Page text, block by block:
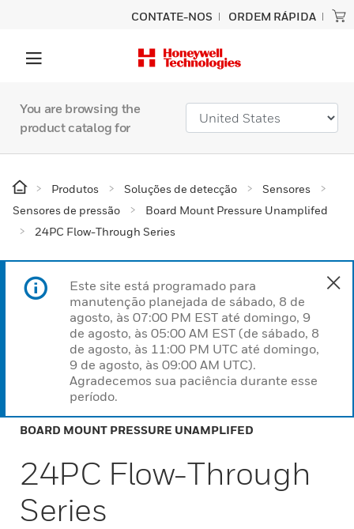
CONTATE-NOS ORDEM RÁPIDA
You are browsing the
product catalog for
Produtos Soluções de detecção
Sensores
Sensores de pressão
Board Mount Pressure Unamplifed
24PC Flow-Through Series
Este site está programado para
manutenção planejada de sábado, 8 de
agosto, às 07:00 PM EST até domingo, 9
de agosto, às 05:00 AM EST (de sábado, 8
de agosto, às 11:00 PM UTC até domingo,
9 de agosto, às 09:00 AM UTC).
Agradecemos sua paciência durante esse
período.
BOARD MOUNT PRESSURE UNAMPLIFED
24PC Flow-Through
Series